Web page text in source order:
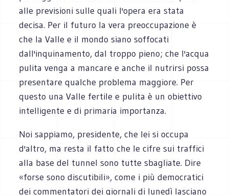
alle previsioni sulle quali l'opera era stata
decisa. Per il futuro la vera preoccupazione è
che la Valle e il mondo siano soffocati
dall'inquinamento, dal troppo pieno; che l'acqua
pulita venga a mancare e anche il nutrirsi possa
presentare qualche problema maggiore. Per
questo una Valle fertile e pulita è un obiettivo
intelligente e di primaria importanza.
Noi sappiamo, presidente, che lei si occupa
d'altro, ma resta il fatto che le cifre sui traffici
alla base del tunnel sono tutte sbagliate. Dire
«forse sono discutibili», come i più democratici
dei commentatori dei giornali di lunedì lasciano